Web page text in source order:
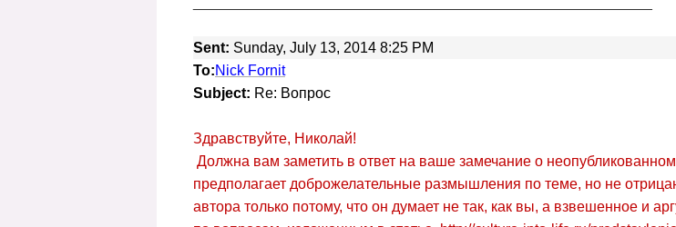
Sent: Sunday, July 13, 2014 8:25 PM
To:Nick Fornit
Subject: Re: Вопрос
Здравствуйте, Николай!
Должна вам заметить в ответ на ваше замечание о
предполагает доброжелательные размышления по теме, но не
автора только потому, что он думает не так, как вы, а взвешенное и